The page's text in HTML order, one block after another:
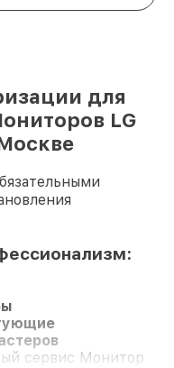
для
LG
сервис Монитор